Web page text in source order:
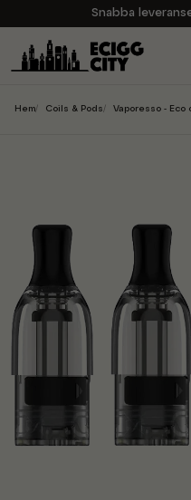
Snabba
Handla i vår
Brett
Hem Coils & Pods Vaporesso - Eco